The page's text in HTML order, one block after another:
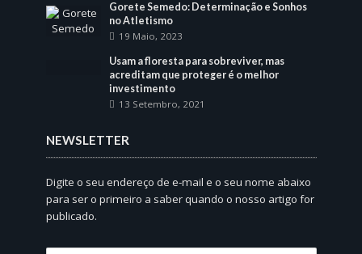
Gorete Semedo: Determinação e Sonhos
no Atletismo
19 Maio, 2023
Usam a floresta para sobreviver, mas
acreditam que proteger é o melhor
investimento
13 Setembro, 2021
NEWSLETTER
Digite o seu endereço de e-mail e o seu nome abaixo
para ser o primeiro a saber quando o nosso artigo for
publicado.